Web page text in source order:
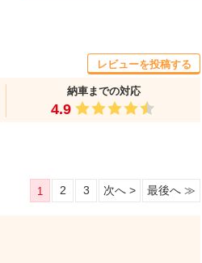
納車までの対応
4.9
レビューを投稿する
1 2 3 次へ > 最後へ ≫